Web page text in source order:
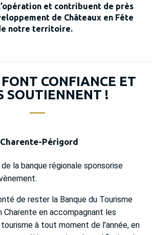
et contribuent de près
de Châteaux en Fête
notre territoire.
CONFIANCE ET
SOUTIENNENT !
Périgord
la banque régionale sponsorise
de rester la Banque du Tourisme
Charente en accompagnant les
à tout moment de l’année, en